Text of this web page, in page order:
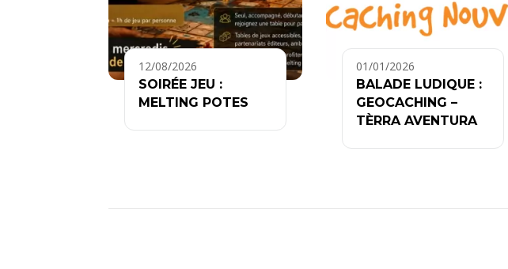
12/08/2026
SOIRÉE JEU :
MELTING POTES
01/01/2026
BALADE LUDIQUE :
GEOCACHING –
TÈRRA AVENTURA